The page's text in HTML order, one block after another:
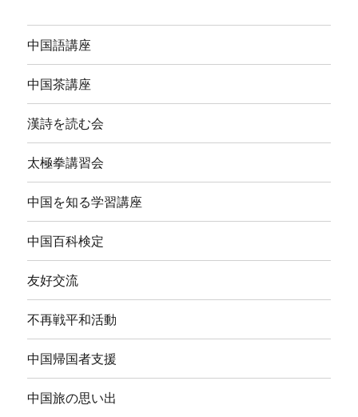
中国語講座
中国茶講座
漢詩を読む会
太極拳講習会
中国を知る学習講座
中国百科検定
友好交流
不再戦平和活動
中国帰国者支援
中国旅の思い出